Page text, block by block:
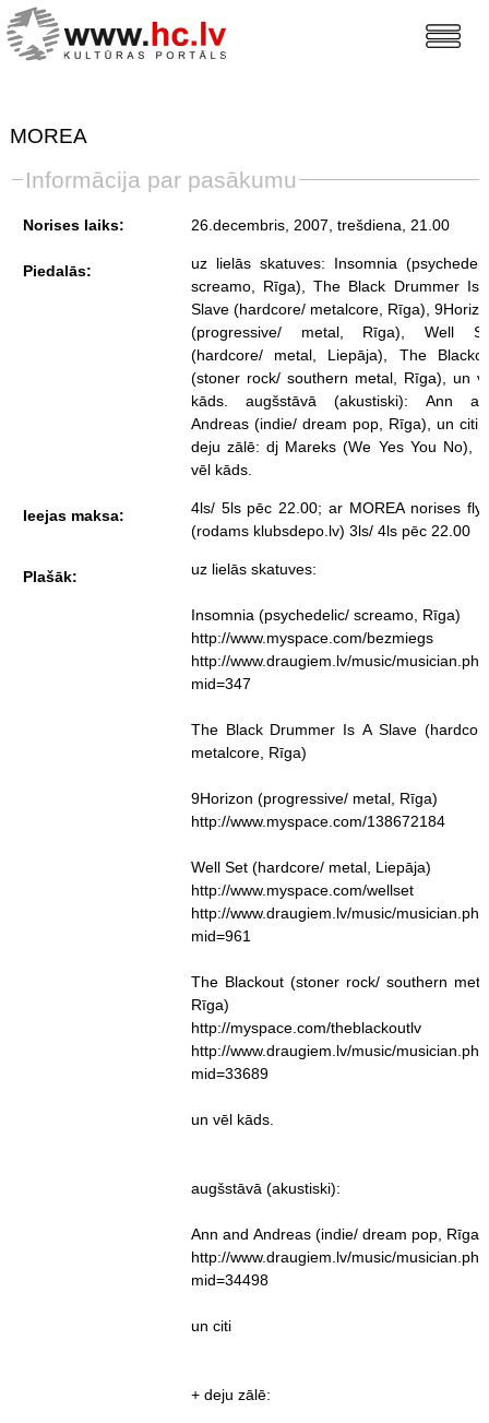
MOREA
Informācija par pasākumu
Norises laiks: 26.decembris, 2007, trešdiena , 21.00
Piedalās:
uz lielās skatuves: Insomnia
screamo, Rīga), The Black Drummer Is
Slave (hardcore/ metalcore, Rīga),
(progressive/ metal, Rīga), Well
(hardcore/ metal, Liepāja), The
(stoner rock/ southern metal, Rīga), un
kāds. augšstāvā (akustiski): Ann
Andreas (indie/ dream pop, Rīga), un citi.
deju zālē: dj Mareks (We Yes You No),
vēl kāds.
Ieejas maksa:
4ls/ 5ls pēc 22.00; ar MOREA norises
(rodams klubsdepo.lv) 3ls/ 4ls pēc 22.00
Plašāk: uz lielās skatuves:
Insomnia (psychedelic/ screamo, Rīga)
http://www.myspace.com/bezmiegs
http://www.draugiem.lv/music/
mid=347
The Black Drummer Is A Slave
metalcore, Rīga)
9Horizon (progressive/ metal, Rīga)
http://www.myspace.com/138672184
Well Set (hardcore/ metal, Liepāja)
http://www.myspace.com/wellset
http://www.draugiem.lv/music/
mid=961
The Blackout (stoner rock/ southern
Rīga)
http://myspace.com/theblackoutlv
http://www.draugiem.lv/music/
mid=33689
un vēl kāds.
augšstāvā (akustiski):
Ann and Andreas (indie/ dream pop, Rīga)
http://www.draugiem.lv/music/
mid=34498
un citi
+ deju zālē: